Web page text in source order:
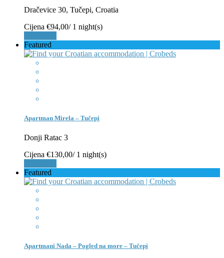
Dračevice 30, Tučepi, Croatia
Cijena €94,00/ 1 night(s)
Featured
Apartman Mirela – Tučepi
Donji Ratac 3
Cijena €130,00/ 1 night(s)
Featured
Apartmani Nada – Pogled na more – Tučepi